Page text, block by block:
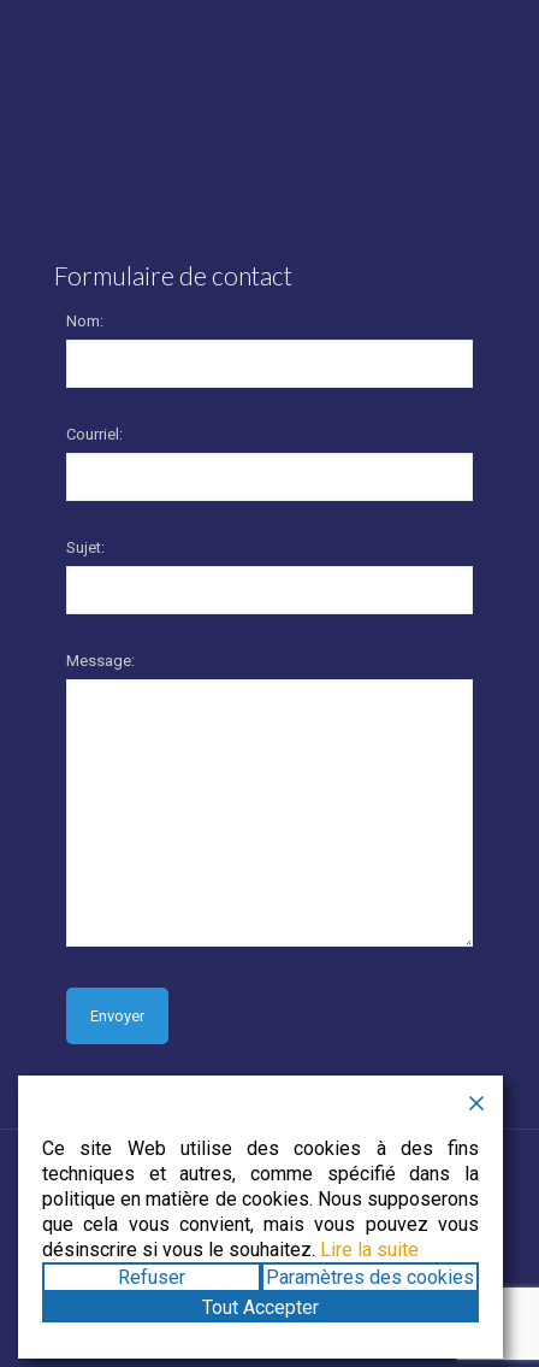
Formulaire de contact
Nom:
Courriel:
Sujet:
Message:
© 2019 CJECDN. Tous droits réservés. Site web conçu par
DevCorp Media
Ce site Web utilise des cookies à des fins
techniques et autres, comme spécifié dans la
politique en matière de cookies. Nous supposerons
que cela vous convient, mais vous pouvez vous
désinscrire si vous le souhaitez. Lire la suite
Refuser
Paramètres des cookies
Tout Accepter